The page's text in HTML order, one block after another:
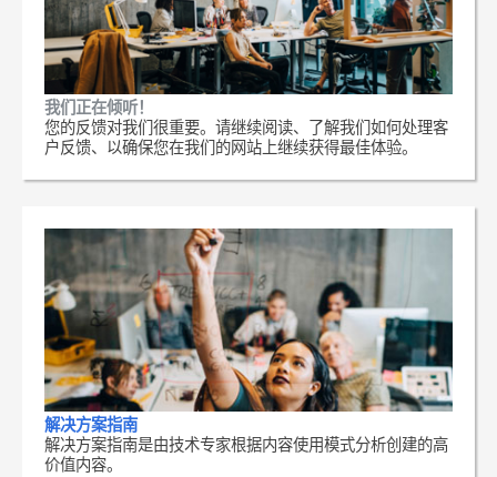
我们正在倾听！
您的反馈对我们很重要。请继续阅读、了解我们如何处理客
户反馈、以确保您在我们的网站上继续获得最佳体验。
解决方案指南
解决方案指南是由技术专家根据内容使用模式分析创建的高
价值内容。